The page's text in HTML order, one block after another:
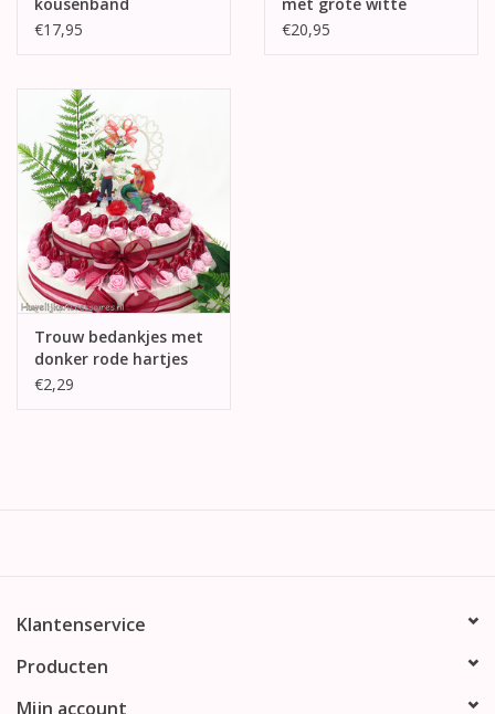
€17,95
strikken
€20,95
Trouw bedankjes met
donker rode hartjes
€2,29
Klantenservice
Producten
Mijn account